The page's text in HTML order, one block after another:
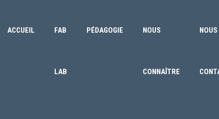
ACCUEIL FAB
LAB
PÉDAGOGIE NOUS
CONNAÎTRE
NOUS